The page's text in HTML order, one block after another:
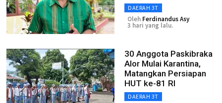
DAERAH 3T
Oleh Ferdinandus Asy
3 hari yang lalu.
30 Anggota Paskibraka
Alor Mulai Karantina,
Matangkan Persiapan
HUT ke-81 RI
DAERAH 3T